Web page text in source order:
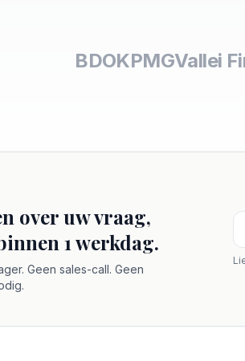
BDOKPMGVallei
over uw vraag,
1 werkdag.
Geen sales-call. Geen